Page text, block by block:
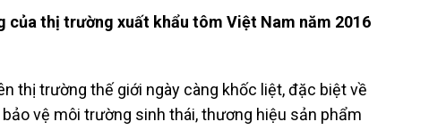
của thị trường xuất khẩu tôm Việt Nam năm 2016
thị trường thế giới ngày càng khốc liệt, đặc biệt về
vệ môi trường sinh thái, thương hiệu sản phẩm